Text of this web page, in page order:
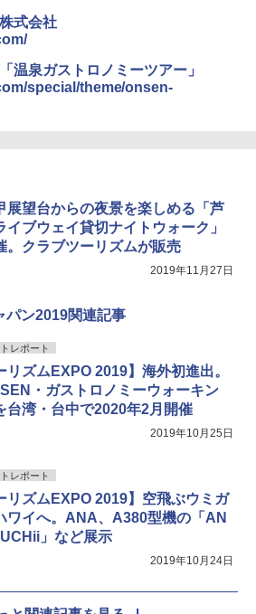
式会社
温泉ガストロノミーツアー」
special/theme/onsen-
展望台からの夜景を楽しめる「芦
イブウェイ貸切ナイトウォーク」
。クラブツーリズムが販売
2019年11月27日
パン2019関連記事
レポート
リズムEXPO 2019】海外初進出。
・ガストロノミーウォーキン
台湾・台中で2020年2月開催
2019年10月25日
レポート
リズムEXPO 2019】空飛ぶウミガ
ワイへ。ANA、A380型機の「AN
」など展示
2019年10月24日